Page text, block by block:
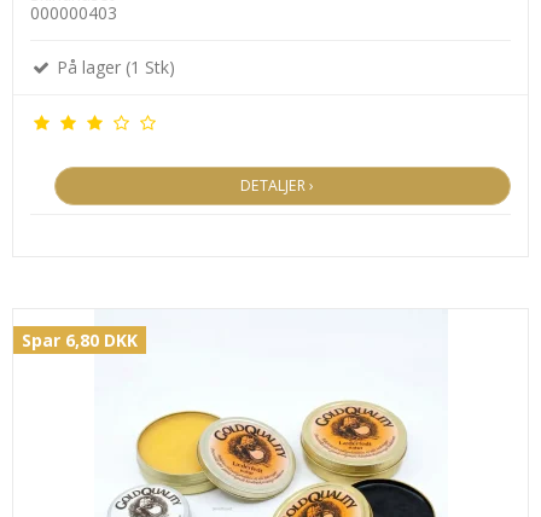
000000403
På lager (1 Stk)
DETALJER ›
Spar 6,80 DKK